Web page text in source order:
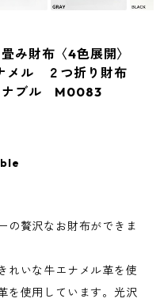
畳み財布〈4色展開〉
メル ２つ折り財布
ナブル M0083
の贅沢なお財布ができま
れいな牛エナメル革を使
を使用しています。光沢